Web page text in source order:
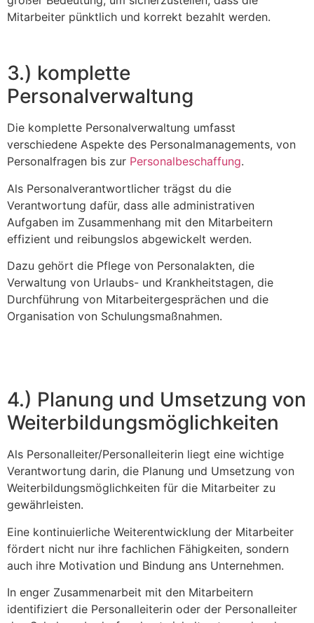
Mitarbeiter pünktlich und korrekt bezahlt werden.
3.) komplette
Personalverwaltung
Die komplette Personalverwaltung umfasst
verschiedene Aspekte des Personalmanagements, von
Personalfragen bis zur Personalbeschaffung.
Als Personalverantwortlicher trägst du die
Verantwortung dafür, dass alle administrativen
Aufgaben im Zusammenhang mit den Mitarbeitern
effizient und reibungslos abgewickelt werden.
Dazu gehört die Pflege von Personalakten, die
Verwaltung von Urlaubs- und Krankheitstagen, die
Durchführung von Mitarbeitergesprächen und die
Organisation von Schulungsmaßnahmen.
4.) Planung und Umsetzung von
Weiterbildungsmöglichkeiten
Als Personalleiter/Personalleiterin liegt eine wichtige
Verantwortung darin, die Planung und Umsetzung von
Weiterbildungsmöglichkeiten für die Mitarbeiter zu
gewährleisten.
Eine kontinuierliche Weiterentwicklung der Mitarbeiter
fördert nicht nur ihre fachlichen Fähigkeiten, sondern
auch ihre Motivation und Bindung ans Unternehmen.
In enger Zusammenarbeit mit den Mitarbeitern
identifiziert die Personalleiterin oder der Personalleiter